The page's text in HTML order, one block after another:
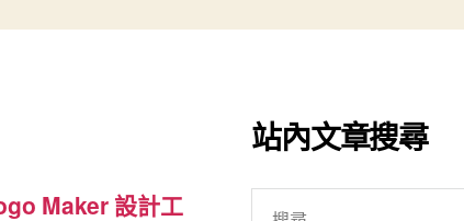
Maker 設計工
站內文章搜尋